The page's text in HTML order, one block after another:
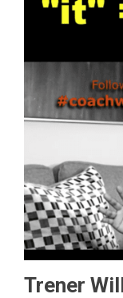
Trener